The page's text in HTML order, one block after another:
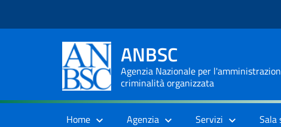
ANBSC
Agenzia Nazionale per
criminalità organizzata
Home Agenzia Servizi Sala